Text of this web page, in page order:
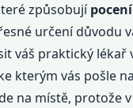
způsobujípocení
určení důvodu
váš praktický lékař
kterým vás pošle
na místě, protože